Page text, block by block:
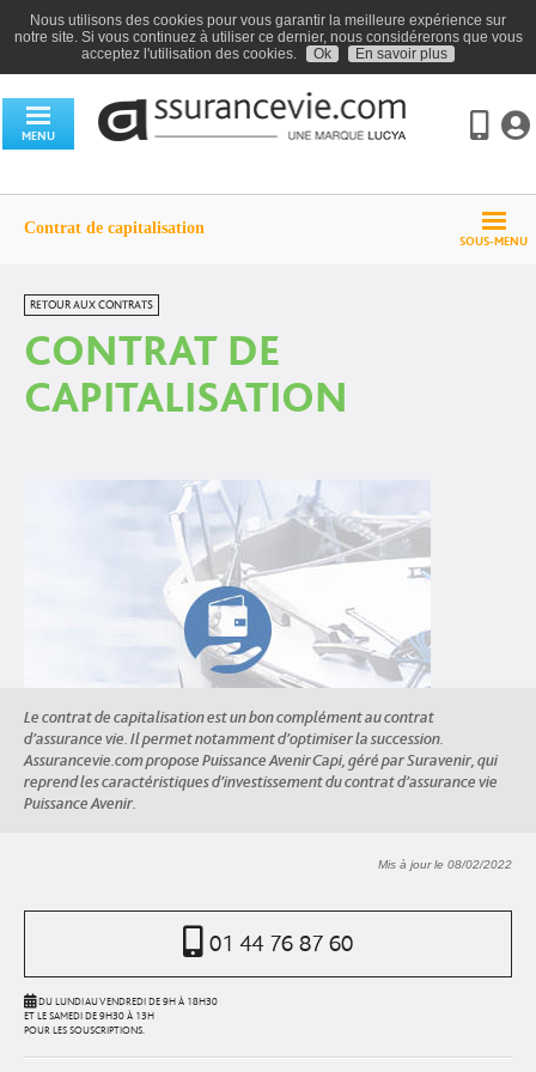
Nous utilisons des cookies pour vous garantir la meilleure expérience sur
notre site. Si vous continuez à utiliser ce dernier, nous considérerons que vous
acceptez l'utilisation des cookies.
Ok En savoir plus
MENU
SOUS-MENU
Contrat de capitalisation
RETOUR AUX CONTRATS
CONTRAT DE
CAPITALISATION
Le contrat de capitalisation est un bon complément au contrat
d’assurance vie. Il permet notamment d’optimiser la succession.
Assurancevie.com propose Puissance Avenir Capi, géré par Suravenir, qui
reprend les caractéristiques d’investissement du contrat d’assurance vie
Puissance Avenir.
Mis à jour le 08/02/2022
01 44 76 87 60
DU LUNDI AU VENDREDI DE 9H À 18H30
ET LE SAMEDI DE 9H30 À 13H
POUR LES SOUSCRIPTIONS.